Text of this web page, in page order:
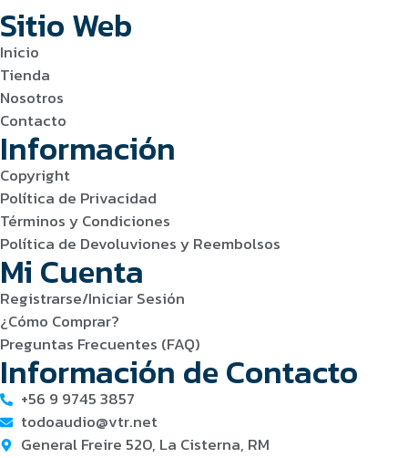
Sitio Web
Inicio
Tienda
Nosotros
Contacto
Información
Copyright
Política de Privacidad
Términos y Condiciones
Política de Devoluviones y Reembolsos
Mi Cuenta
Registrarse/Iniciar Sesión
¿Cómo Comprar?
Preguntas Frecuentes (FAQ)
Información de Contacto
+56 9 9745 3857
todoaudio@vtr.net
General Freire 520, La Cisterna, RM